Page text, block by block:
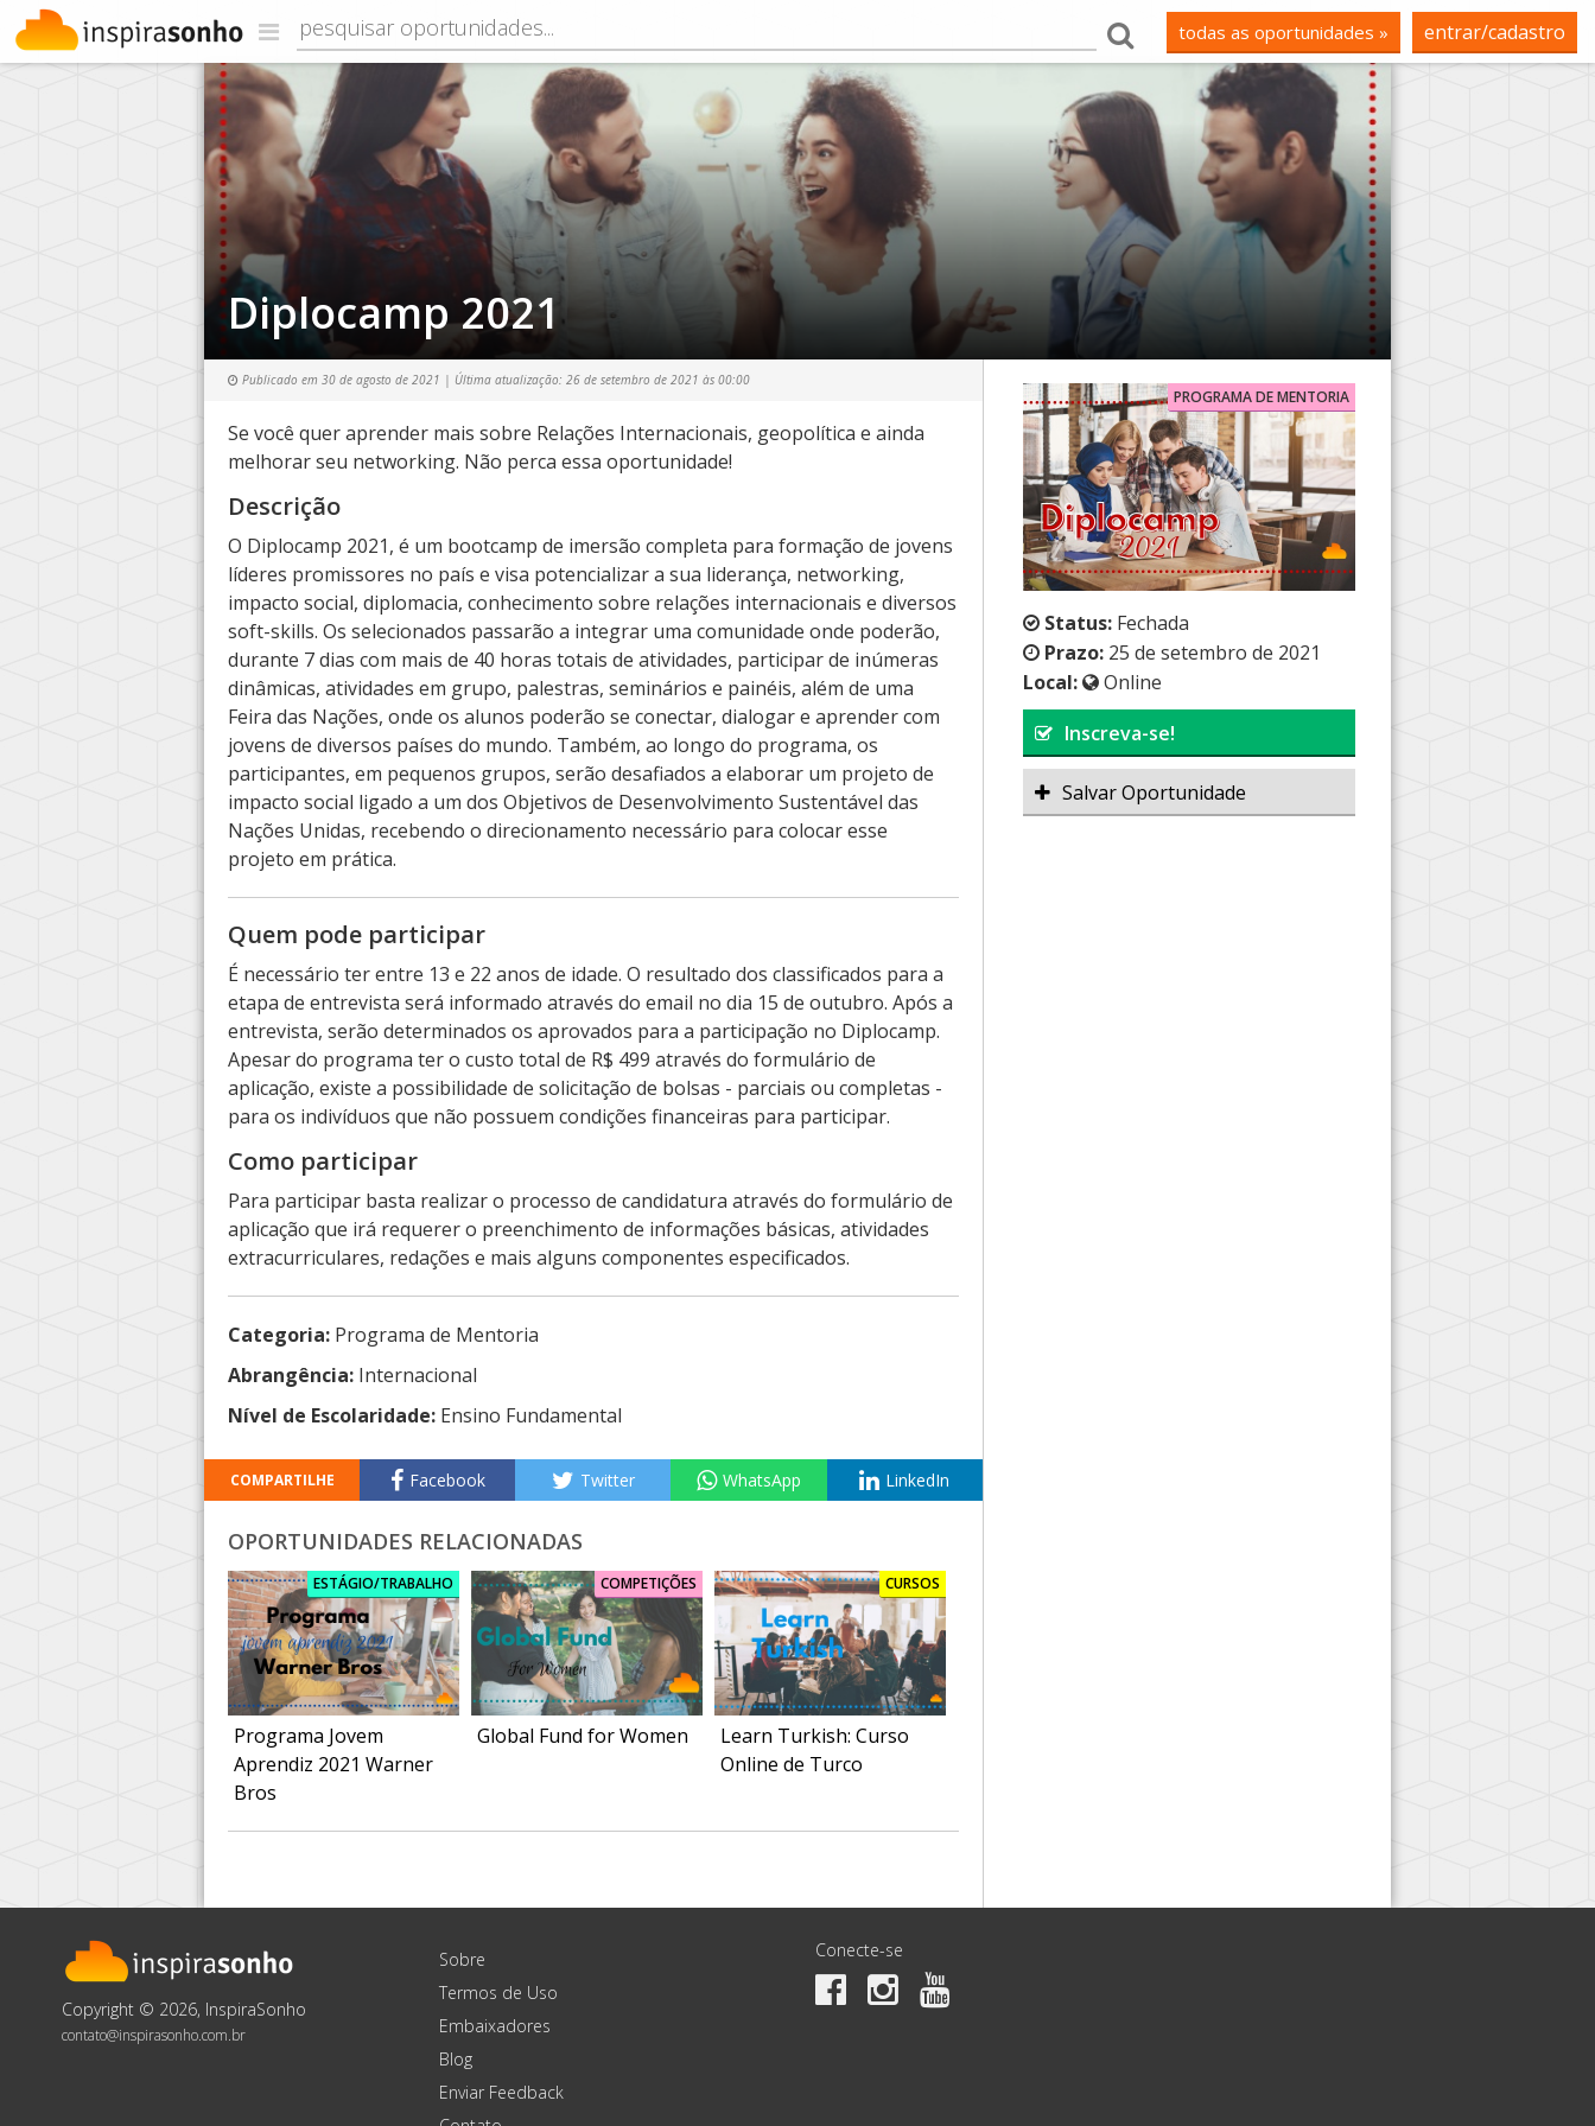
todas as oportunidades » entrar/cadastro
Diplocamp 2021
PROGRAMA DE MENTORIA
Status:Fechada
Prazo: 25 de setembro de 2021
Local:
Online
Inscreva-se!
Salvar Oportunidade
Publicado em 30 de agosto de 2021 | Última atualização: 26 de setembro de 2021 às 00:00
Se você quer aprender mais sobre Relações Internacionais, geopolítica e ainda
melhorar seu networking. Não perca essa oportunidade!
Descrição
O Diplocamp 2021, é um bootcamp de imersão completa para formação de jovens
líderes promissores no país e visa potencializar a sua liderança, networking,
impacto social, diplomacia, conhecimento sobre relações internacionais e diversos
soft-skills. Os selecionados passarão a integrar uma comunidade onde poderão,
durante 7 dias com mais de 40 horas totais de atividades, participar de inúmeras
dinâmicas, atividades em grupo, palestras, seminários e painéis, além de uma
Feira das Nações, onde os alunos poderão se conectar, dialogar e aprender com
jovens de diversos países do mundo. Também, ao longo do programa, os
participantes, em pequenos grupos, serão desafiados a elaborar um projeto de
impacto social ligado a um dos Objetivos de Desenvolvimento Sustentável das
Nações Unidas, recebendo o direcionamento necessário para colocar esse
projeto em prática.
Quem pode participar
É necessário ter entre 13 e 22 anos de idade. O resultado dos classificados para a
etapa de entrevista será informado através do email no dia 15 de outubro. Após a
entrevista, serão determinados os aprovados para a participação no Diplocamp.
Apesar do programa ter o custo total de R$ 499 através do formulário de
aplicação, existe a possibilidade de solicitação de bolsas - parciais ou completas -
para os indivíduos que não possuem condições financeiras para participar.
Como participar
Para participar basta realizar o processo de candidatura através do formulário de
aplicação que irá requerer o preenchimento de informações básicas, atividades
extracurriculares, redações e mais alguns componentes especificados.
Categoria: Programa de Mentoria
Abrangência: Internacional
Nível de Escolaridade: Ensino Fundamental
COMPARTILHE Facebook Twitter WhatsApp LinkedIn
OPORTUNIDADES RELACIONADAS
ESTÁGIO/TRABALHO
Programa Jovem
Aprendiz 2021 Warner
Bros
COMPETIÇÕES
Global Fund for Women
CURSOS
Learn Turkish: Curso
Online de Turco
Copyright © 2026, InspiraSonho
contato@inspirasonho.com.br
Sobre
Termos de Uso
Embaixadores
Blog
Enviar Feedback
Conecte-se